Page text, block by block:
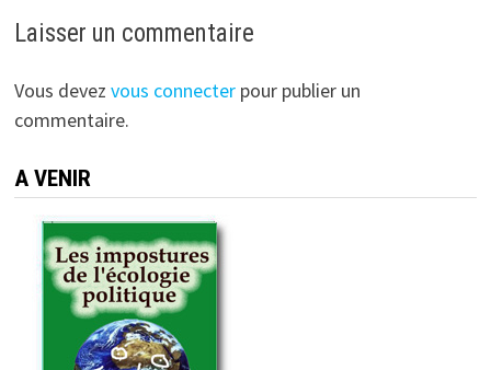
Laisser un commentaire
Vous devez vous connecterpour publier un
commentaire.
A VENIR